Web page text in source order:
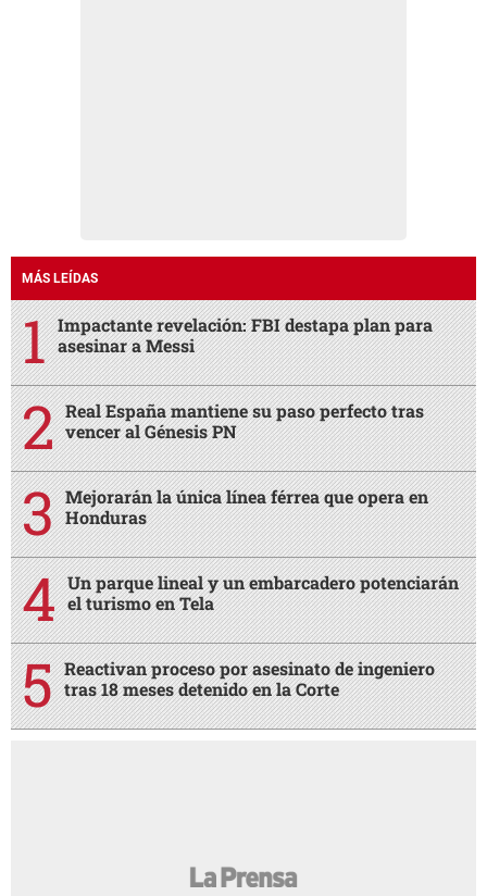
MÁS LEÍDAS
Impactante revelación: FBI destapa plan para
asesinar a Messi
Real España mantiene su paso perfecto tras
vencer al Génesis PN
Mejorarán la única línea férrea que opera en
Honduras
Un parque lineal y un embarcadero potenciarán
el turismo en Tela
Reactivan proceso por asesinato de ingeniero
tras 18 meses detenido en la Corte